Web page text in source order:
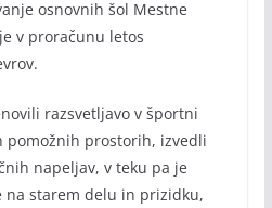
osnovnih šol Mestne
v proračunu letos
razsvetljavo v športni
prostorih, izvedli
napeljav, v teku pa je
na starem delu in prizidku,